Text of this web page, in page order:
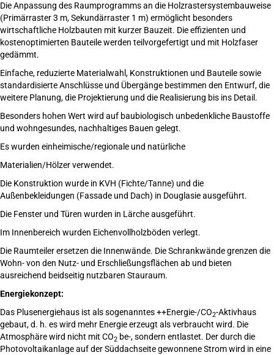
Die Anpassung des Raumprogramms an die Holzrastersystembauweise
(Primärraster 3 m, Sekundärraster 1 m) ermöglicht besonders
wirtschaftliche Holzbauten mit kurzer Bauzeit. Die effizienten und
kostenoptimierten Bauteile werden teilvorgefertigt und mit Holzfaser
gedämmt.
Einfache, reduzierte Materialwahl, Konstruktionen und Bauteile sowie
standardisierte Anschlüsse und Übergänge bestimmen den Entwurf, die
weitere Planung, die Projektierung und die Realisierung bis ins Detail.
Besonders hohen Wert wird auf baubiologisch unbedenkliche Baustoffe
und wohngesundes, nachhaltiges Bauen gelegt.
Es wurden einheimische/regionale und natürliche
Materialien/Hölzer verwendet.
Die Konstruktion wurde in KVH (Fichte/Tanne) und die
Außenbekleidungen (Fassade und Dach) in Douglasie ausgeführt.
Die Fenster und Türen wurden in Lärche ausgeführt.
Im Innenbereich wurden Eichenvollholzböden verlegt.
Die Raumteiler ersetzen die Innenwände. Die Schrankwände grenzen die
Wohn- von den Nutz- und Erschließungsflächen ab und bieten
ausreichend beidseitig nutzbaren Stauraum.
Energiekonzept:
Das Plusenergiehaus ist als sogenanntes ++Energie-/CO2-Aktivhaus
gebaut, d. h. es wird mehr Energie erzeugt als verbraucht wird. Die
Atmosphäre wird nicht mit CO2 be-, sondern entlastet. Der durch die
Photovoltaikanlage auf der Süddachseite gewonnene Strom wird in eine